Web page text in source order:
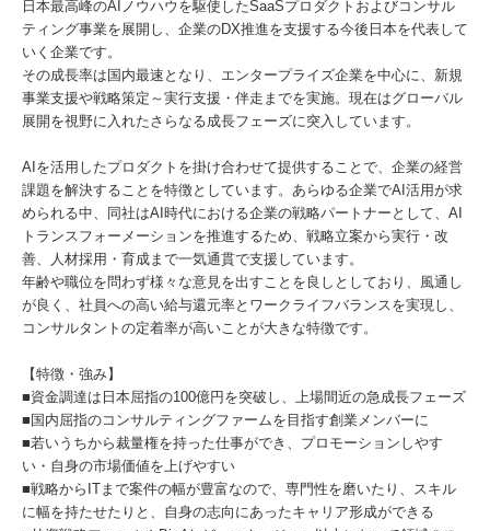
日本最高峰のAIノウハウを駆使したSaaSプロダクトおよびコンサル
ティング事業を展開し、企業のDX推進を支援する今後日本を代表して
いく企業です。
その成長率は国内最速となり、エンタープライズ企業を中心に、新規
事業支援や戦略策定～実行支援・伴走までを実施。現在はグローバル
展開を視野に入れたさらなる成長フェーズに突入しています。
AIを活用したプロダクトを掛け合わせて提供することで、企業の経営
課題を解決することを特徴としています。あらゆる企業でAI活用が求
められる中、同社はAI時代における企業の戦略パートナーとして、AI
トランスフォーメーションを推進するため、戦略立案から実行・改
善、人材採用・育成まで一気通貫で支援しています。
年齢や職位を問わず様々な意見を出すことを良しとしており、風通し
が良く、社員への高い給与還元率とワークライフバランスを実現し、
コンサルタントの定着率が高いことが大きな特徴です。
【特徴・強み】
■資金調達は日本屈指の100億円を突破し、上場間近の急成長フェーズ
■国内屈指のコンサルティングファームを目指す創業メンバーに
■若いうちから裁量権を持った仕事ができ、プロモーションしやす
い・自身の市場価値を上げやすい
■戦略からITまで案件の幅が豊富なので、専門性を磨いたり、スキル
に幅を持たせたりと、自身の志向にあったキャリア形成ができる